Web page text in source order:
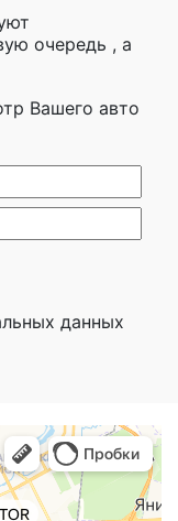
очередь , а
Вашего авто
данных